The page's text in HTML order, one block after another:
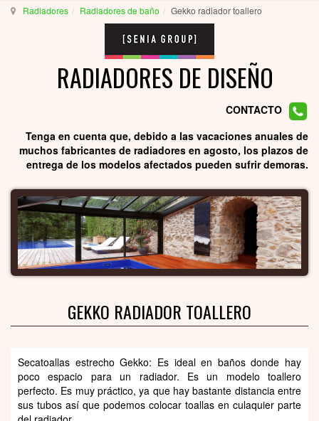
Radiadores Radiadores de baño Gekko radiador toallero
RADIADORES DE DISEÑO
CONTACTO
Tenga en cuenta que, debido a las vacaciones anuales de
muchos fabricantes de radiadores en agosto, los plazos de
entrega de los modelos afectados pueden sufrir demoras.
GEKKO RADIADOR TOALLERO
Secatoallas estrecho Gekko: Es ideal en baños donde hay
poco espacio para un radiador. Es un modelo toallero
perfecto. Es muy práctico, ya que hay bastante distancia entre
sus tubos así que podemos colocar toallas en culaquier parte